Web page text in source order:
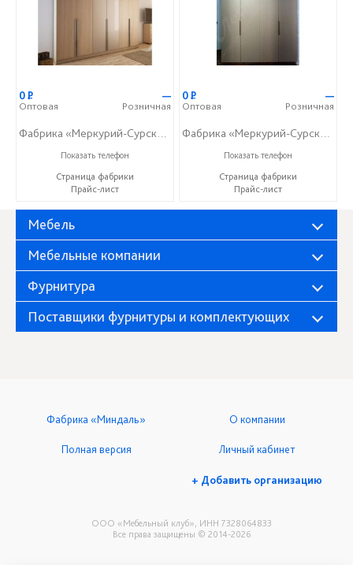
0Р
Оптовая
—
Розничная
Фабрика «Меркурий-Сурский»
+7 (8415) 73-05-06
Показать телефон
Страница фабрики
Прайс-лист
0Р
Оптовая
—
Розничная
Фабрика «Меркурий-Сурский»
+7 (8415) 73-05-06
Показать телефон
Страница фабрики
Прайс-лист
Мебель
Мебельные компании
Фурнитура
Поставщики фурнитуры и комплектующих
ООО «Мебельный клуб», ИНН 7328064833
Все права защищены © 2014-2026
Фабрика «Миндаль» О компании
Полная версия Личный кабинет
+ Добавить организацию